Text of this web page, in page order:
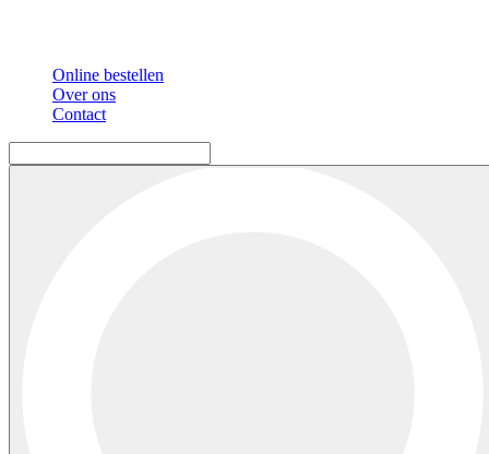
Online bestellen
Over ons
Contact